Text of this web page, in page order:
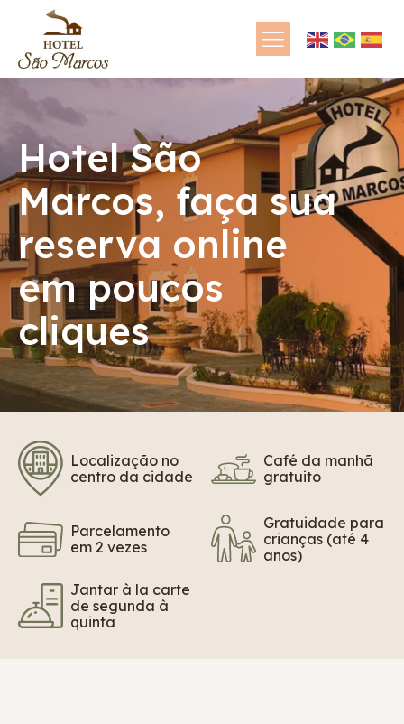
Hotel São
Marcos, faça sua
reserva online
em poucos
cliques
Localização no
centro da cidade
Café da manhã
gratuito
Parcelamento
em 2 vezes
Gratuidade para
crianças (até 4
anos)
Jantar à la carte
de segunda à
quinta